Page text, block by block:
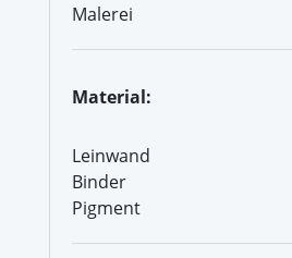
Malerei
Material:
Leinwand
Binder
Pigment